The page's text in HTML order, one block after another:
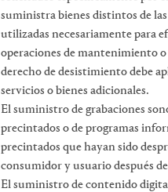
suministra bienes distintos de
utilizadas necesariamente para
operaciones de mantenimiento
derecho de desistimiento debe
servicios o bienes adicionales.
El suministro de grabaciones
precintados o de programas
precintados que hayan sido
consumidor y usuario después
El suministro de contenido